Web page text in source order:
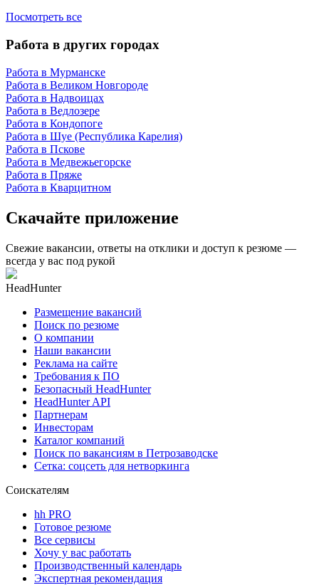
Посмотреть все
Работа в других городах
Работа в Мурманске
Работа в Великом Новгороде
Работа в Надвоицах
Работа в Ведлозере
Работа в Кондопоге
Работа в Шуе (Республика Карелия)
Работа в Пскове
Работа в Медвежьегорске
Работа в Пряже
Работа в Кварцитном
Скачайте приложение
Свежие вакансии, ответы на отклики и доступ к резюме —
всегда у вас под рукой
HeadHunter
Размещение вакансий
Поиск по резюме
О компании
Наши вакансии
Реклама на сайте
Требования к ПО
Безопасный HeadHunter
HeadHunter API
Партнерам
Инвесторам
Каталог компаний
Поиск по вакансиям в Петрозаводске
Сетка: соцсеть для нетворкинга
Соискателям
hh PRO
Готовое резюме
Все сервисы
Хочу у вас работать
Производственный календарь
Экспертная рекомендация